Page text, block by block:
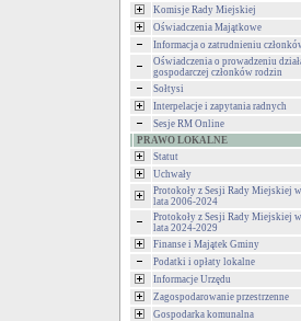
Komisje Rady Miejskiej
Oświadczenia Majątkowe
Informacja o zatrudnieniu
Oświadczenia o prowadzeniu
gospodarczej członków rodzin
Sołtysi
Interpelacje i zapytania radnych
Sesje RM Online
PRAWO LOKALNE
Statut
Uchwały
Protokoły z Sesji Rady Miejskiej
lata 2006-2024
Protokoły z Sesji Rady Miejskiej
lata 2024-2029
Finanse i Majątek Gminy
Podatki i opłaty lokalne
Informacje Urzędu
Zagospodarowanie przestrzenne
Gospodarka komunalna